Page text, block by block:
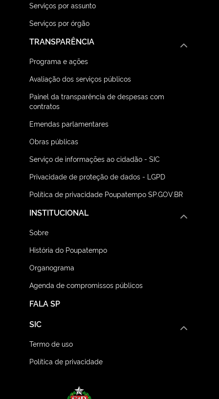
Serviços por assunto
Serviços por órgão
TRANSPARÊNCIA
Programa e ações
Avaliação dos serviços públicos
Painel da transparência de despesas com
contratos
Emendas parlamentares
Obras públicas
Serviço de informações ao cidadão - SIC
Privacidade de proteção de dados - LGPD
Política de privacidade Poupatempo SP.GOV.BR
FALA SP
INSTITUCIONAL
Sobre
História do Poupatempo
Organograma
Agenda de compromissos públicos
SIC
Termo de uso
Política de privacidade